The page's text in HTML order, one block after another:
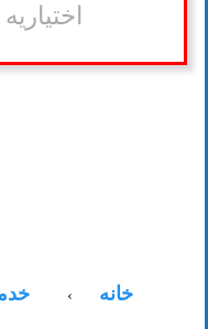
اختیاریه
خانه ›